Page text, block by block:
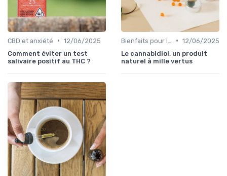
CBD et anxiété • 12/06/2025
Comment éviter un test
salivaire positif au THC ?
• 12/06/2025
Le cannabidiol, un produit
naturel à mille vertus